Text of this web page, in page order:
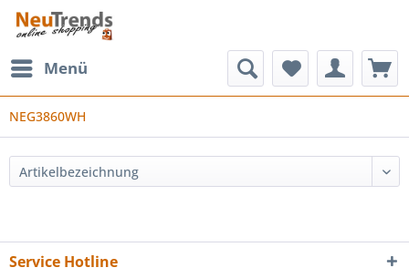
Menü
NEG3860WH
Service Hotline